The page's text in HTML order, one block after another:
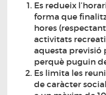
Es redueix
forma que
hores
activitats
aquesta previsió
perquè puguin
Es limita les
de caràcter